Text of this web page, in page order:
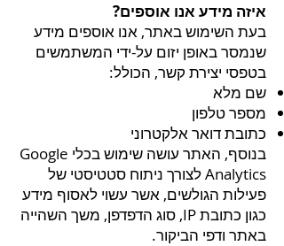
איזה מידע אנו אוספים?
בעת השימוש באתר, אנו אוספים מידע
שנמסר באופן יזום על-ידי המשתמשים
בטפסי יצירת קשר, הכולל:
שם מלא
מספר טלפון
כתובת דואר אלקטרוני
בנוסף, האתר עושה שימוש בכלי Google
Analytics לצורך ניתוח סטטיסטי של
פעילות הגולשים, אשר עשוי לאסוף מידע
כגון כתובת IP, סוג הדפדפן, משך השהייה
באתר ודפי הביקור.